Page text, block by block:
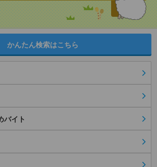
かんたん検索はこちら
バイト